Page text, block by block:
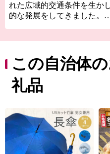
れた広域的交通条件を生か
的な発展をしてきました。
また、日本三大地鶏の一
が発祥の地です。元尾張藩
作り出されました。名古屋
み、よくしまって歯ごたえ
小牧市の魅力あふれるお
この自治体
礼品